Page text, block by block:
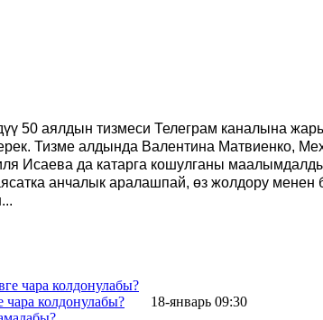
50 аялдын тизмеси Телеграм каналына
Тизме алдында Валентина Матвиенко,
Исаева да катарга кошулганы
анчалык аралашпай, өз жолдору менен
колдонулабы? 18-январь 09:30